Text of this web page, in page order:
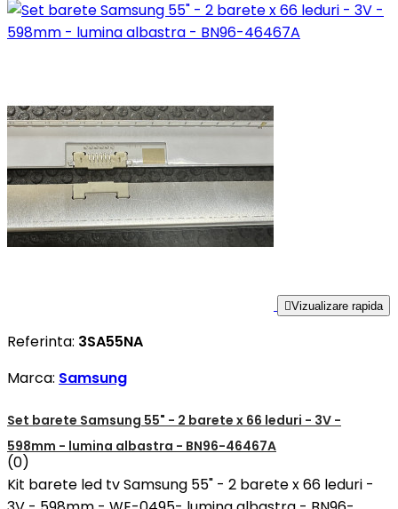
Vizualizare rapida
Referinta: 3SA55NA
Marca: Samsung
Set barete Samsung 55" - 2 barete x 66 leduri - 3V -
598mm - lumina albastra - BN96-46467A
(0)
Kit barete led tv Samsung 55" - 2 barete x 66 leduri -